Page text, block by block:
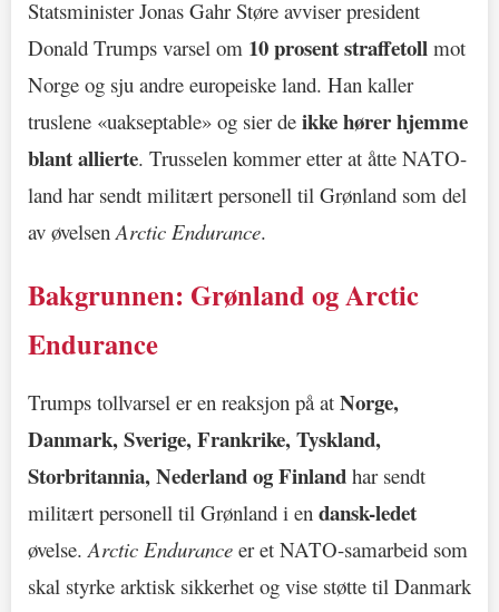
Statsminister Jonas Gahr Støre avviser president
Donald Trumps varsel om 10 prosent straffetoll mot
Norge og sju andre europeiske land. Han kaller
truslene «uakseptable» og sier de ikke hører hjemme
blant allierte. Trusselen kommer etter at åtte NATO-
land har sendt militært personell til Grønland som del
av øvelsen Arctic Endurance.
Bakgrunnen: Grønland og Arctic
Endurance
Trumps tollvarsel er en reaksjon på at Norge,
Danmark, Sverige, Frankrike, Tyskland,
Storbritannia, Nederland og Finland har sendt
militært personell til Grønland i en dansk-ledet
øvelse. Arctic Endurance er et NATO-samarbeid som
skal styrke arktisk sikkerhet og vise støtte til Danmark